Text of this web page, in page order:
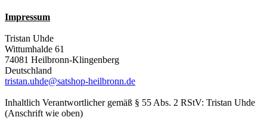
Impressum
Tristan Uhde
Wittumhalde 61
74081 Heilbronn-Klingenberg
Deutschland
tristan.uhde@satshop-heilbronn.de
Inhaltlich Verantwortlicher gemäß § 55 Abs. 2 RStV: Tristan Uhde
(Anschrift wie oben)